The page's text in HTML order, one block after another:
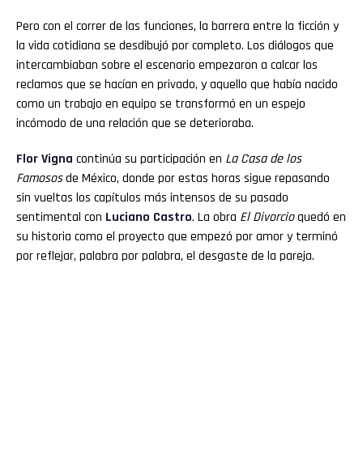
Pero con el correr de las funciones, la barrera entre la ficción y
la vida cotidiana se desdibujó por completo. Los diálogos que
intercambiaban sobre el escenario empezaron a calcar los
reclamos que se hacían en privado, y aquello que había nacido
como un trabajo en equipo se transformó en un espejo
incómodo de una relación que se deterioraba.
FlorVigna continúa su participación en La Casa de los
Famososde México, donde por estas horas sigue repasando
sin vueltas los capítulos más intensos de su pasado
sentimental con Luciano Castro. La obra El Divorcioquedó en
su historia como el proyecto que empezó por amor y terminó
por reflejar, palabra por palabra, el desgaste de la pareja.